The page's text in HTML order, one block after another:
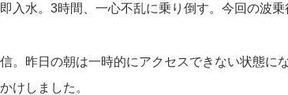
入水。3時間、一心不乱に乗り倒す。今回の波乗
。昨日の朝は一時的にアクセスできない状態に
けしました。